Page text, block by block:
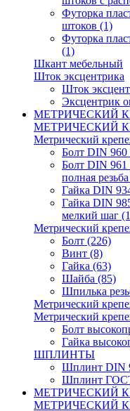
Футорка
штоков (1)
Футорка
(1)
Шкант мебельный
Шток эксцентрика
Шток
Эксцентрик
МЕТРИЧЕСКИЙ
МЕТРИЧЕСКИЙ
Метрический
Болт DIN
Болт DIN
полная резьба
Гайка DIN
Гайка DIN
мелкий шаг
Метрический
Болт (226)
Винт (8)
Гайка (63)
Шайба (85)
Шпилька
Метрический
Метрический
Болт
Гайка
ШПЛИНТЫ
Шплинт
Шплинт
МЕТРИЧЕСКИЙ
МЕТРИЧЕСКИЙ